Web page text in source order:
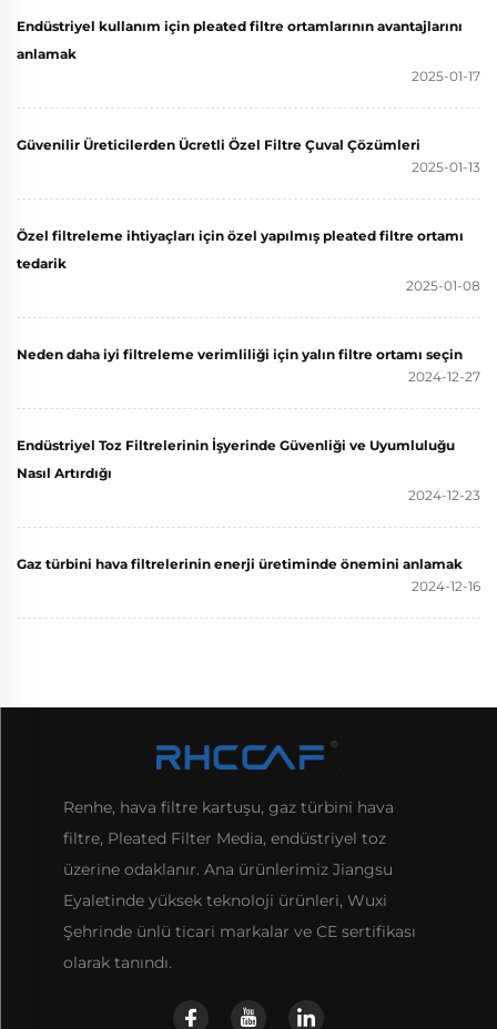
Endüstriyel kullanım için pleated filtre ortamlarının avantajlarını
anlamak
2025-01-17
Güvenilir Üreticilerden Ücretli Özel Filtre Çuval Çözümleri
2025-01-13
Özel filtreleme ihtiyaçları için özel yapılmış pleated filtre ortamı
tedarik
2025-01-08
Neden daha iyi filtreleme verimliliği için yalın filtre ortamı seçin
2024-12-27
Endüstriyel Toz Filtrelerinin İşyerinde Güvenliği ve Uyumluluğu
Nasıl Artırdığı
2024-12-23
Gaz türbini hava filtrelerinin enerji üretiminde önemini anlamak
2024-12-16
Renhe, hava filtre kartuşu, gaz türbini hava
filtre, Pleated Filter Media, endüstriyel toz
üzerine odaklanır. Ana ürünlerimiz Jiangsu
Eyaletinde yüksek teknoloji ürünleri, Wuxi
Şehrinde ünlü ticari markalar ve CE sertifikası
olarak tanındı.